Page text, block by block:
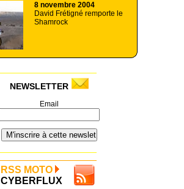
8 novembre 2004
David Frétigné remporte le
Shamrock
NEWSLETTER
Email
RSS MOTO
CYBERFLUX